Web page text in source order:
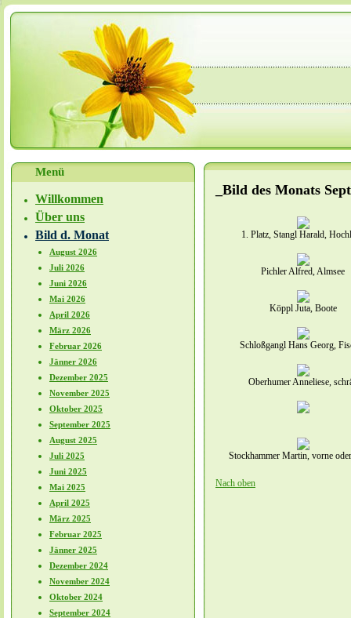
Menü
Willkommen
Über uns
Bild d. Monat
August 2026
Juli 2026
Juni 2026
Mai 2026
April 2026
März 2026
Februar 2026
Jänner 2026
Dezember 2025
November 2025
Oktober 2025
September 2025
August 2025
Juli 2025
Juni 2025
Mai 2025
April 2025
März 2025
Februar 2025
Jänner 2025
Dezember 2024
November 2024
Oktober 2024
September 2024
_Bild des Monats
1. Platz, Stangl Harald,
Pichler Alfred, Almsee
Köppl Juta, Boote
Schloßgangl Hans Georg,
Oberhumer Anneliese,
Stockhammer Martin, vorne
Nach oben